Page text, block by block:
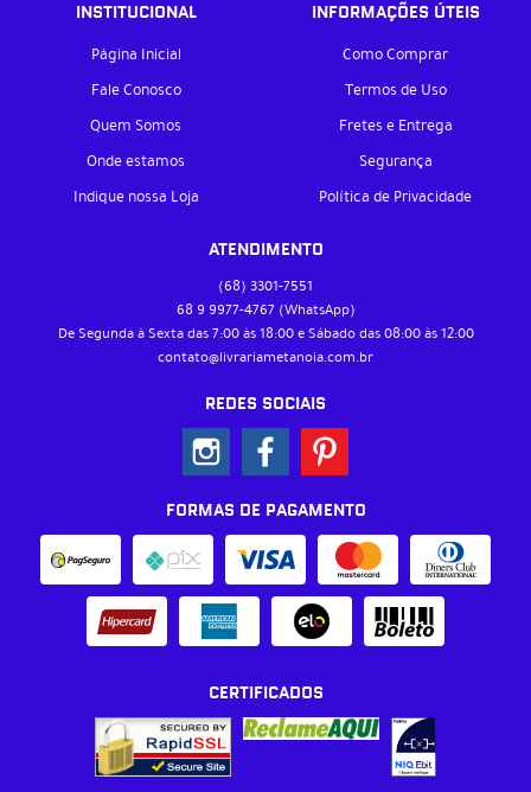
INSTITUCIONAL
Página Inicial
Fale Conosco
Quem Somos
Onde estamos
Indique nossa Loja
INFORMAÇÕES ÚTEIS
Como Comprar
Termos de Uso
Fretes e Entrega
Segurança
Política de Privacidade
ATENDIMENTO
(68) 3301-7551
68 9 9977-4767 (WhatsApp)
De Segunda à Sexta das 7:00 às 18:00 e Sábado das 08:00 às 12:00
contato@livrariametanoia.com.br
REDES SOCIAIS
FORMAS DE PAGAMENTO
CERTIFICADOS